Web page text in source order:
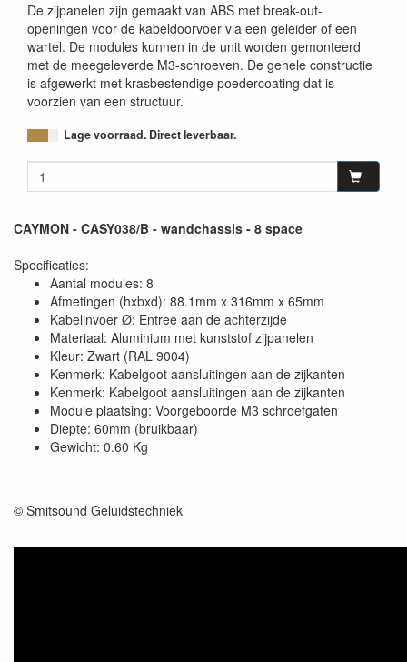
De zijpanelen zijn gemaakt van ABS met break-out-
openingen voor de kabeldoorvoer via een geleider of een
wartel. De modules kunnen in de unit worden gemonteerd
met de meegeleverde M3-schroeven. De gehele constructie
is afgewerkt met krasbestendige poedercoating dat is
voorzien van een structuur.
Lage voorraad. Direct leverbaar.
CAYMON - CASY038/B - wandchassis - 8 space
Specificaties:
Aantal modules: 8
Afmetingen (hxbxd): 88.1mm x 316mm x 65mm
Kabelinvoer Ø: Entree aan de achterzijde
Materiaal: Aluminium met kunststof zijpanelen
Kleur: Zwart (RAL 9004)
Kenmerk: Kabelgoot aansluitingen aan de zijkanten
Kenmerk: Kabelgoot aansluitingen aan de zijkanten
Module plaatsing: Voorgeboorde M3 schroefgaten
Diepte: 60mm (bruikbaar)
Gewicht: 0.60 Kg
© Smitsound Geluidstechniek